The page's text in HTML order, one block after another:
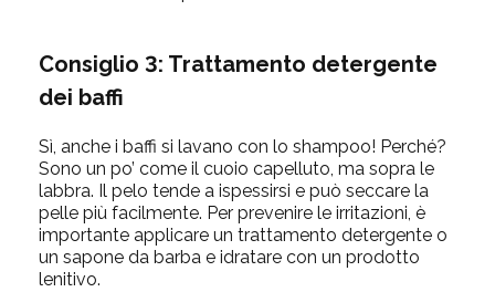
Consiglio 3: Trattamento detergente
dei baffi
Sì, anche i baffi si lavano con lo shampoo! Perché?
Sono un po’ come il cuoio capelluto, ma sopra le
labbra. Il pelo tende a ispessirsi e può seccare la
pelle più facilmente. Per prevenire le irritazioni, è
importante applicare un trattamento detergente o
un sapone da barba e idratare con un prodotto
lenitivo.